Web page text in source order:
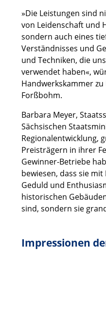
»Die Leistungen sind
von Leidenschaft und
sondern auch eines
Verständnisses und
und Techniken, die
verwendet haben«,
Handwerkskammer zu
Forßbohm.
Barbara Meyer,
Sächsischen
Regionalentwicklung,
Preisträgern in ihrer
Gewinner-Betriebe
bewiesen, dass sie mit
Geduld und
historischen
sind, sondern sie
Impressionen